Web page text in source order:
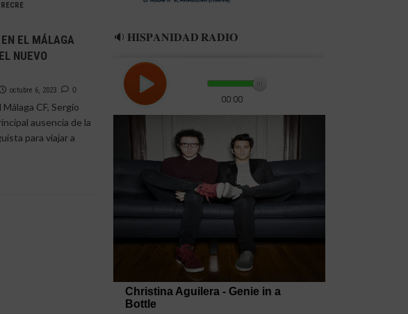
RECRE
EL MÁLAGA
NUEVO
octubre 6, 2023 0
CF, Sergio
ausencia de la
para viajar a
🔉 𝐇𝐈𝐒𝐏𝐀𝐍𝐈𝐃𝐀𝐃 𝐑𝐀𝐃𝐈𝐎